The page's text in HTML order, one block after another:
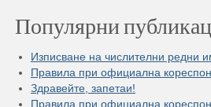
Популярни
Изписване на числителни редни
Правила при официална
Здравейте, запетаи!
Правила при официална